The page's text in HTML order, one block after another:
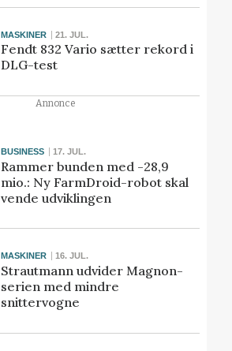
MASKINER 21. JUL.
Fendt 832 Vario sætter rekord i
DLG-test
Annonce
BUSINESS 17. JUL.
Rammer bunden med -28,9
mio.: Ny FarmDroid-robot skal
vende udviklingen
MASKINER 16. JUL.
Strautmann udvider Magnon-
serien med mindre
snittervogne